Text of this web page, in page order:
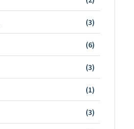
(3)
(6)
(3)
(1)
(3)